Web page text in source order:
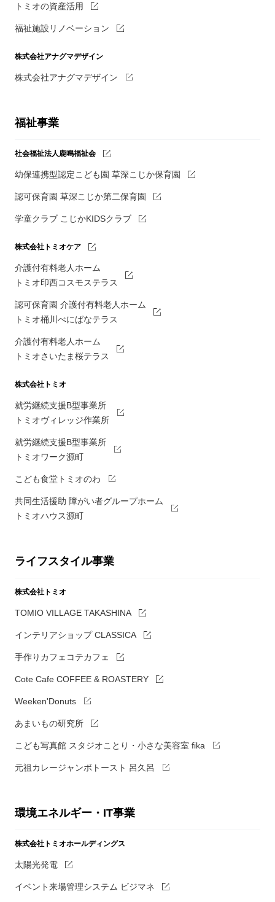
トミオの資産活用
福祉施設リノベーション
株式会社アナグマデザイン
株式会社アナグマデザイン
福祉事業
社会福祉法人鹿鳴福祉会
幼保連携型認定こども園 草深こじか保育園
認可保育園 草深こじか第二保育園
学童クラブ こじかKIDSクラブ
株式会社トミオケア
介護付有料老人ホーム
トミオ印西コスモステラス
認可保育園 介護付有料老人ホーム
トミオ桶川べにばなテラス
介護付有料老人ホーム
トミオさいたま桜テラス
株式会社トミオ
就労継続支援B型事業所
トミオヴィレッジ作業所
就労継続支援B型事業所
トミオワーク源町
こども食堂トミオのわ
共同生活援助 障がい者グループホーム
トミオハウス源町
ライフスタイル事業
株式会社トミオ
TOMIO VILLAGE TAKASHINA
インテリアショップ CLASSICA
手作りカフェコテカフェ
Cote Cafe COFFEE & ROASTERY
Weeken'Donuts
あまいもの研究所
こども写真館 スタジオことり・小さな美容室 fika
元祖カレージャンボトースト 呂久呂
環境エネルギー・IT事業
株式会社トミオホールディングス
太陽光発電
イベント来場管理システム ビジマネ